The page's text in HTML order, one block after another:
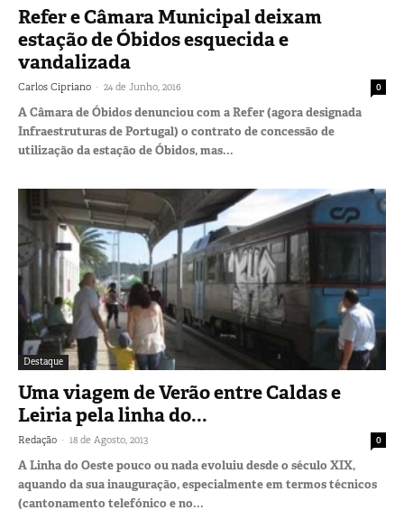
Refer e Câmara Municipal deixam
estação de Óbidos esquecida e
vandalizada
Carlos Cipriano - 24 de Junho, 2016 0
A Câmara de Óbidos denunciou com a Refer (agora designada
Infraestruturas de Portugal) o contrato de concessão de
utilização da estação de Óbidos, mas...
Destaque
Uma viagem de Verão entre Caldas e
Leiria pela linha do...
Redação - 18 de Agosto, 2013 0
A Linha do Oeste pouco ou nada evoluiu desde o século XIX,
aquando da sua inauguração, especialmente em termos técnicos
(cantonamento telefónico e no...